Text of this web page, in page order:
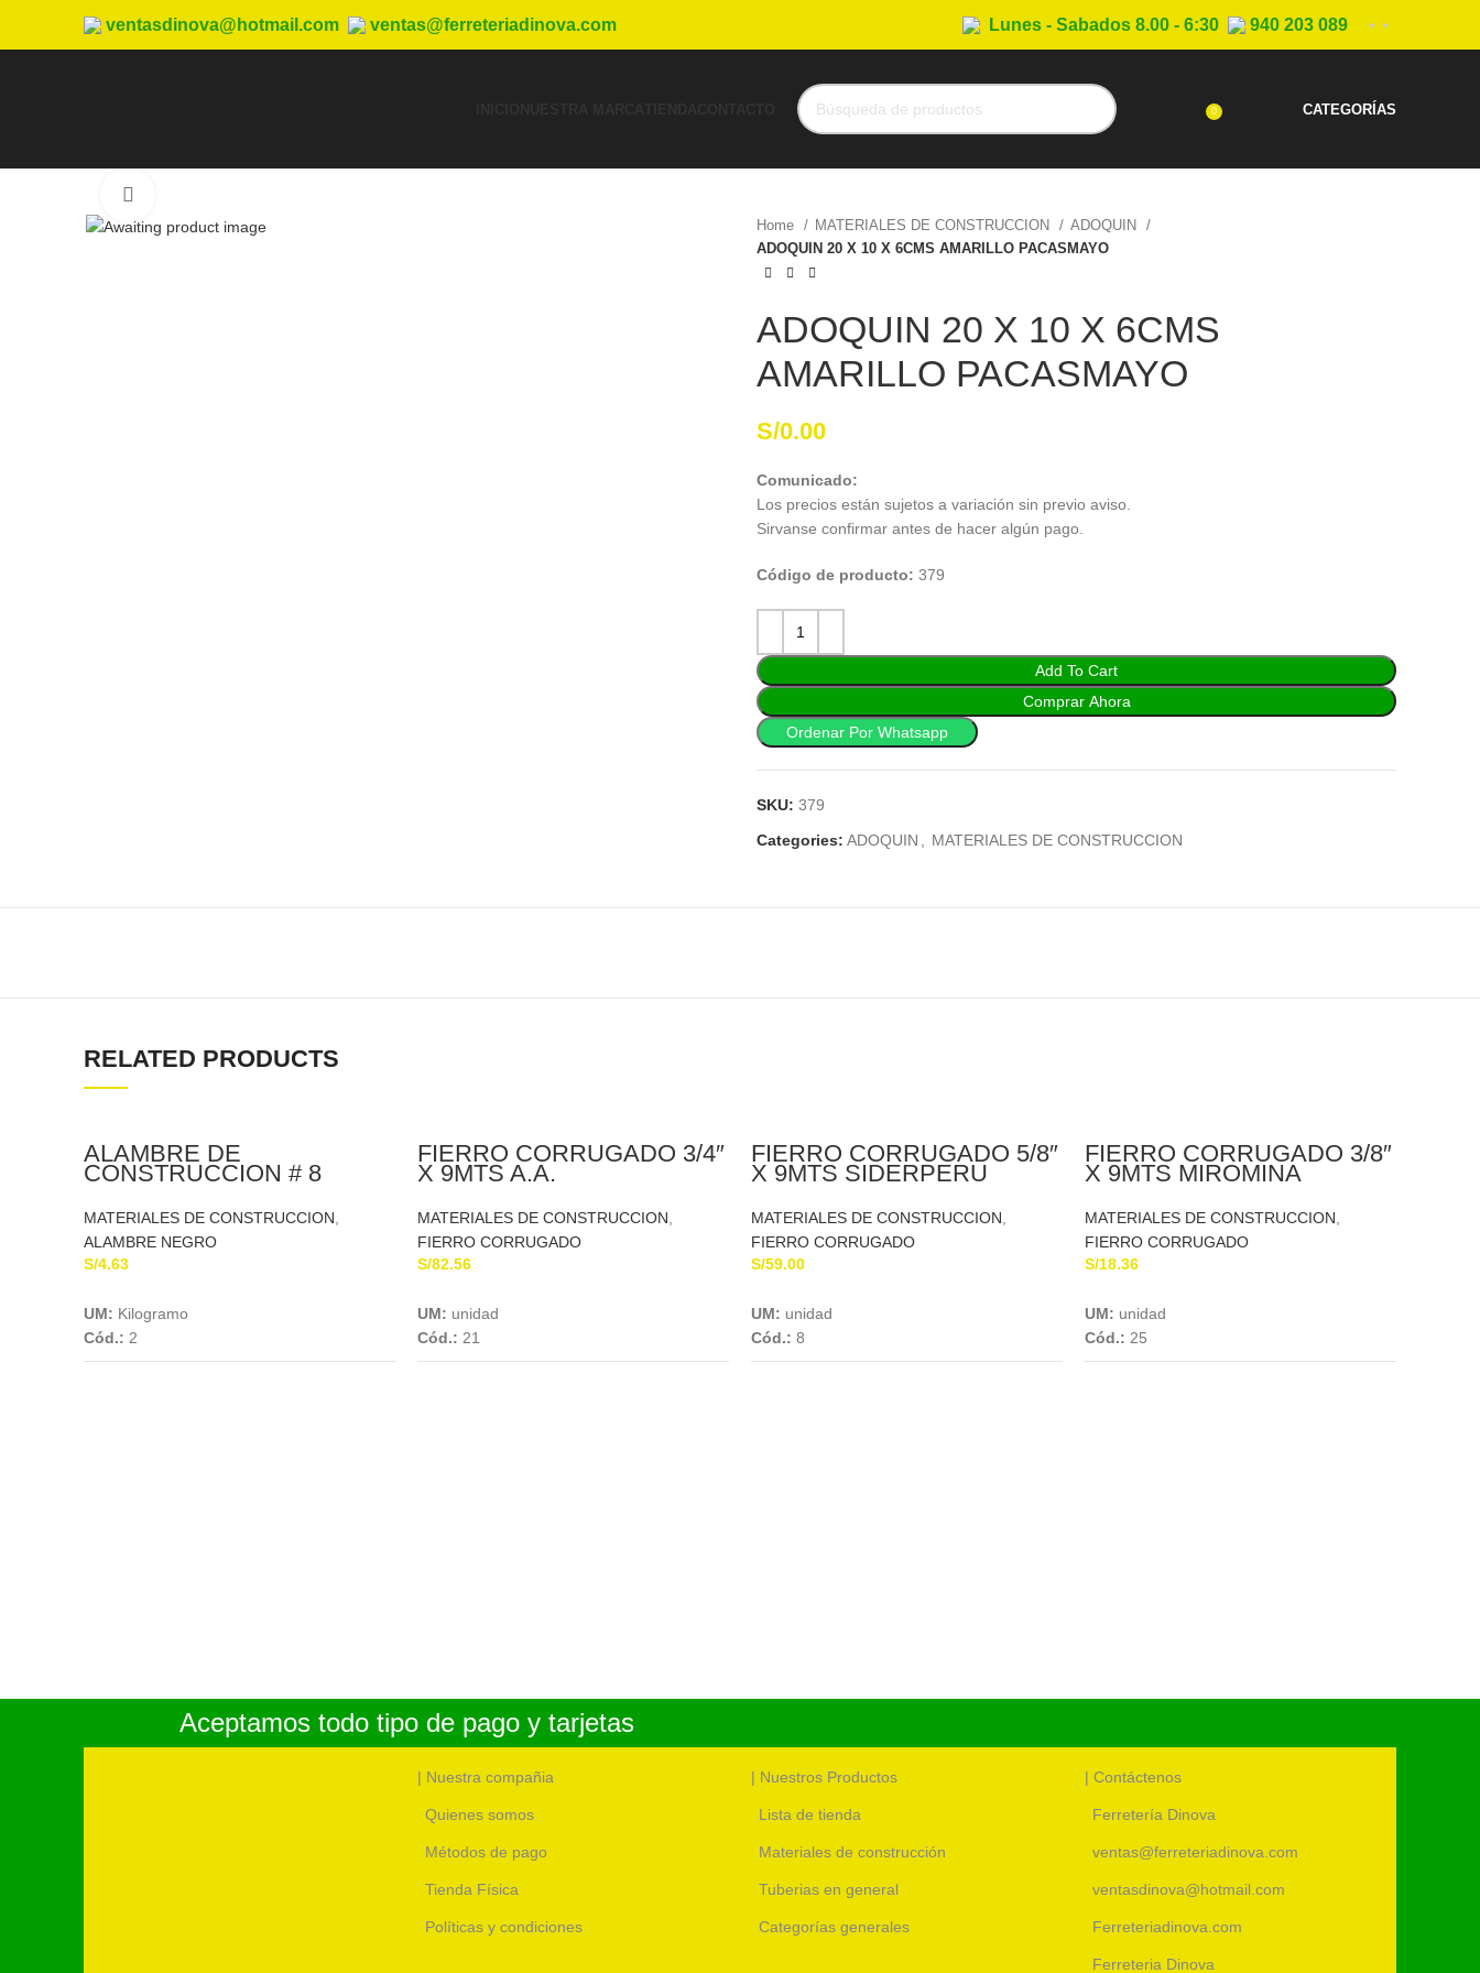
ventasdinova@hotmail.com ventas@ferreteriadinova.com Lunes - Sabados 8.00 - 6:30 940 203 089
0 CATEGORÍAS
Home
MATERIALES DE CONSTRUCCION
ADOQUIN
ADOQUIN 20 X 10 X 6CMS AMARILLO PACASMAYO
ADOQUIN 20 X 10 X 6CMS
AMARILLO PACASMAYO
S/0.00
Comunicado:
Los precios están sujetos a variación sin previo aviso.
Sirvanse confirmar antes de hacer algún pago.
Código de producto: 379
Add To Cart
Comprar Ahora
Ordenar Por Whatsapp
SKU: 379
Categories: ADOQUIN MATERIALES DE CONSTRUCCION
RELATED PRODUCTS
ALAMBRE DE
CONSTRUCCION # 8
MATERIALES DE CONSTRUCCION
ALAMBRE NEGRO
S/4.63
UM: Kilogramo
Cód.: 2
FIERRO CORRUGADO 3/4″
X 9MTS A.A.
MATERIALES DE CONSTRUCCION
FIERRO CORRUGADO
S/82.56
UM: unidad
Cód.: 21
FIERRO CORRUGADO 5/8″
X 9MTS SIDERPERU
MATERIALES DE CONSTRUCCION
FIERRO CORRUGADO
S/59.00
UM: unidad
Cód.: 8
FIERRO CORRUGADO 3/8″
X 9MTS MIROMINA
MATERIALES DE CONSTRUCCION
FIERRO CORRUGADO
S/18.36
UM: unidad
Cód.: 25
Aceptamos todo tipo de pago y tarjetas
| Nuestra compañia
Quienes somos
Métodos de pago
Tienda Física
Políticas y condiciones
| Nuestros Productos
Lista de tienda
Materiales de construcción
Tuberias en general
Categorías generales
| Contáctenos
Ferretería Dinova
ventas@ferreteriadinova.com
ventasdinova@hotmail.com
Ferreteriadinova.com
Ferreteria Dinova